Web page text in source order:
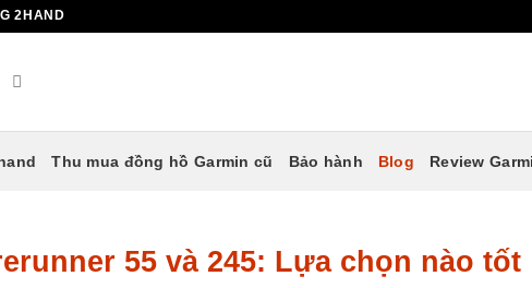
2HAND
Thu mua đồng hồ Garmin cũ Bảo hành Blog Review
55 và 245: Lựa chọn nào tốt